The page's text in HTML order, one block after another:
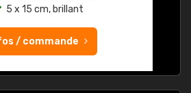
5 x 15 cm, brillant
/ commande